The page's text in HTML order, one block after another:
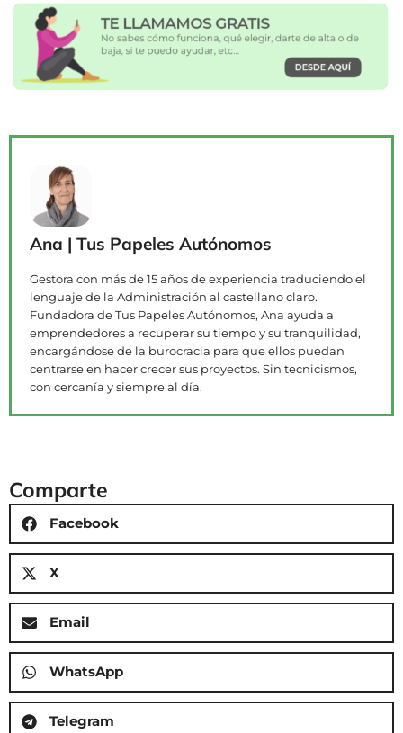
Ana | Tus Papeles Autónomos
Gestora con más de 15 años de experiencia traduciendo el
lenguaje de la Administración al castellano claro.
Fundadora de Tus Papeles Autónomos, Ana ayuda a
emprendedores a recuperar su tiempo y su tranquilidad,
encargándose de la burocracia para que ellos puedan
centrarse en hacer crecer sus proyectos. Sin tecnicismos,
con cercanía y siempre al día.
Comparte
Facebook
X
Email
WhatsApp
Telegram